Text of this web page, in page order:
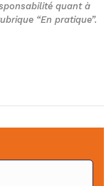
juin 2016 et
Natixis,
L. 313-23
les
estimait
La société
2019 et 2
tendant au
quant à
“En pratique”.